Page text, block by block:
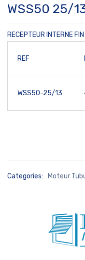
WSS50 25/
RECEPTEUR INTERNE
REF
WSS50-25/13
Categories: Moteur